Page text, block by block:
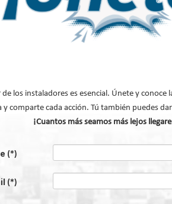
digitalización y electrificación de los
directo deportivo
de los instaladores es esencial. Únete y conoce
y comparte cada acción. Tú también puedes
¡Cuantos más seamos más lejos
(*)
(*)